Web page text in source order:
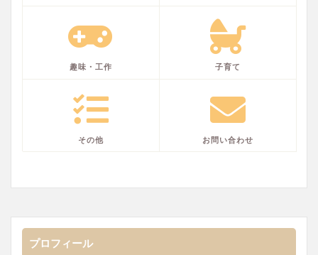
趣味・工作 子育て
その他 お問い合わせ
プロフィール